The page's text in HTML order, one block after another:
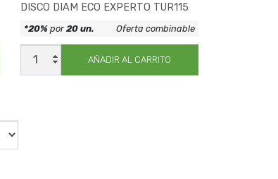
DISCO DIAM ECO EXPERTO TUR115
DISCO
DIAM
AÑADIR AL CARRITO
*20%por20 un. Oferta combinable